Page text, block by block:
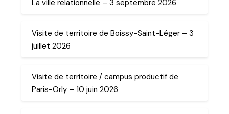
La ville relationnelle – 3 septembre 2026
Visite de territoire de Boissy-Saint-Léger – 3
juillet 2026
Visite de territoire / campus productif de
Paris-Orly – 10 juin 2026